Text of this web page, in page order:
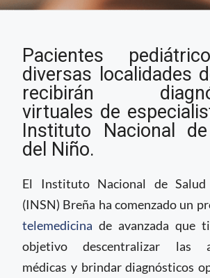
telemedicina avanzada
para pacientes
pediátricos
Pacientes
diversas localidades
recibirán
virtuales de
Instituto Nacional
del Niño.
El Instituto Nacional de
(INSN) Breña ha comenzado un
telemedicina de avanzada que
objetivo descentralizar las
médicas y brindar diagnósticos